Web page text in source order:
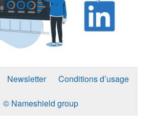
Newsletter Conditions d’usage
© Nameshield group